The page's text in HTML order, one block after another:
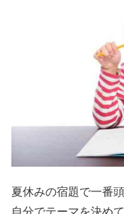
夏休みの宿題で一番
自分でテーマを決め